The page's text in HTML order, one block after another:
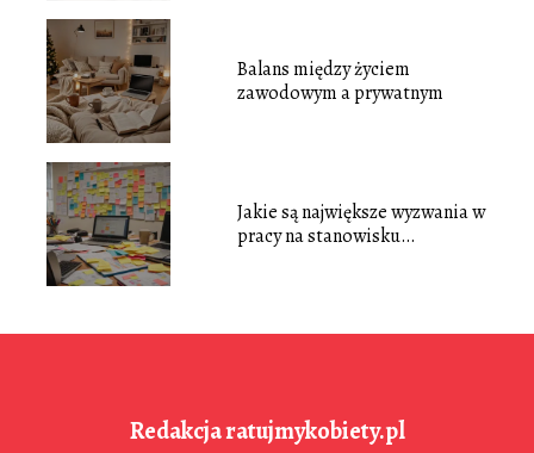
Balans między życiem
zawodowym a prywatnym
Jakie są największe wyzwania w
pracy na stanowisku
Redakcja ratujmykobiety.pl